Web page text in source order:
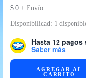
$ 0 + Envío
Disponibilidad: 1
Hasta 12 pagos
Saber más
Rastreador
AGREGAR AL
CARRITO